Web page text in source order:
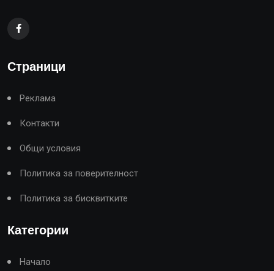
Страници
Реклама
Контакти
Общи условия
Политика за поверителност
Политика за бисквитките
Категории
Начало